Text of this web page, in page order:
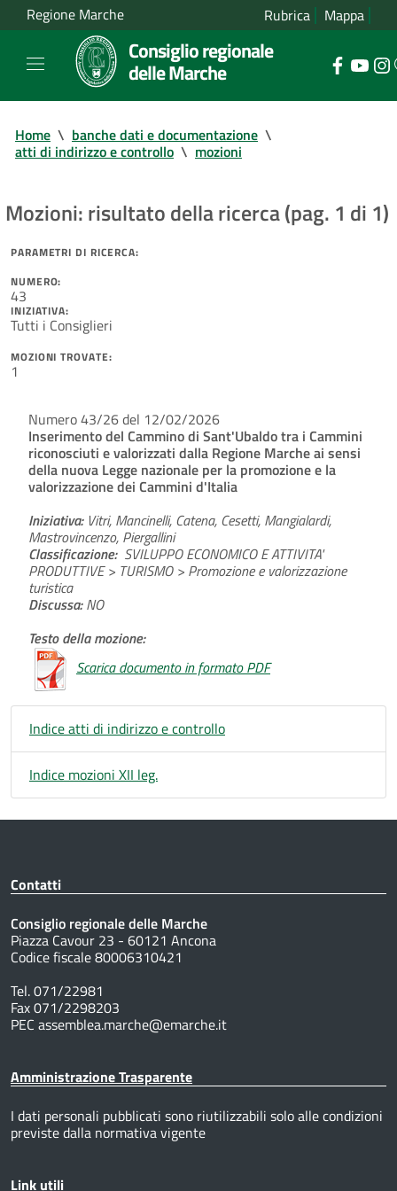
Regione Marche Rubrica Mappa
Consiglio regionale
delle Marche
Home \ banche dati e documentazione \
atti di indirizzo e controllo \ mozioni
Mozioni: risultato della ricerca (pag. 1 di 1)
PARAMETRI DI RICERCA:
NUMERO:
43
INIZIATIVA:
Tutti i Consiglieri
MOZIONI TROVATE:
1
Numero 43/26 del 12/02/2026
Inserimento del Cammino di Sant'Ubaldo tra i Cammini
riconosciuti e valorizzati dalla Regione Marche ai sensi
della nuova Legge nazionale per la promozione e la
valorizzazione dei Cammini d'Italia
Iniziativa:Vitri, Mancinelli, Catena, Cesetti, Mangialardi,
Mastrovincenzo, Piergallini
Classificazione: SVILUPPO ECONOMICO E ATTIVITA'
PRODUTTIVE > TURISMO > Promozione e valorizzazione
turistica
Discussa:NO
Testo della mozione:
Scarica documento in formato PDF
Indice atti di indirizzo e controllo
Indice mozioni XII leg.
Contatti
Consiglio regionale delle Marche
Piazza Cavour 23 - 60121 Ancona
Codice fiscale 80006310421
Tel. 071/22981
Fax 071/2298203
PEC assemblea.marche@emarche.it
Amministrazione Trasparente
I dati personali pubblicati sono riutilizzabili solo alle condizioni
previste dalla normativa vigente
Link utili